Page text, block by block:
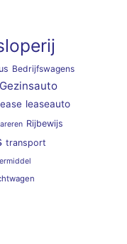
Bedrijfswagens
Gezinsauto
leaseauto
Rijbewijs
transport